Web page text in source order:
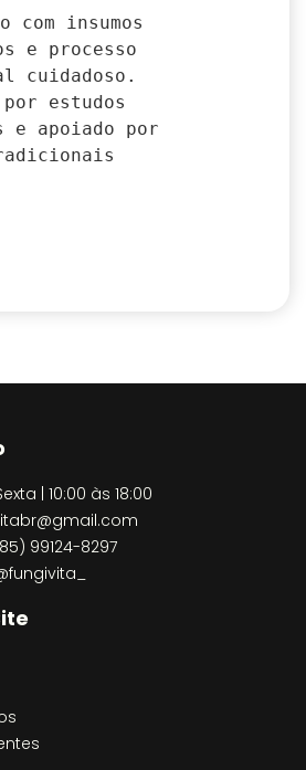
com insumos
e processo
cuidadoso.
por estudos
apoiado por
| 10:00 às 18:00
99124-8297